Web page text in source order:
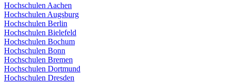
Hochschulen Aachen
Hochschulen Augsburg
Hochschulen Berlin
Hochschulen Bielefeld
Hochschulen Bochum
Hochschulen Bonn
Hochschulen Bremen
Hochschulen Dortmund
Hochschulen Dresden